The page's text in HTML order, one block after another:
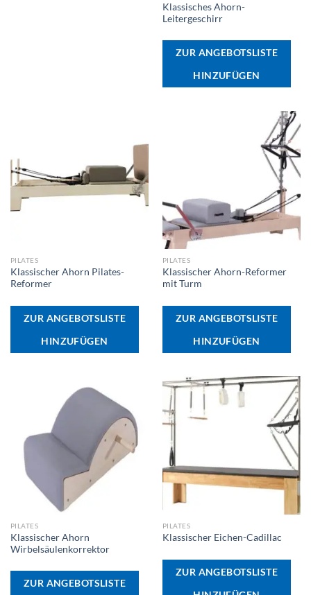
Klassisches Ahorn-
Leitergeschirr
ZUR ANGEBOTSLISTE
HINZUFÜGEN
PILATES
Klassischer Ahorn Pilates-
Reformer
ZUR ANGEBOTSLISTE
HINZUFÜGEN
PILATES
Klassischer Ahorn-Reformer
mit Turm
ZUR ANGEBOTSLISTE
HINZUFÜGEN
PILATES
Klassischer Ahorn
Wirbelsäulenkorrektor
ZUR ANGEBOTSLISTE
PILATES
Klassischer Eichen-Cadillac
ZUR ANGEBOTSLISTE